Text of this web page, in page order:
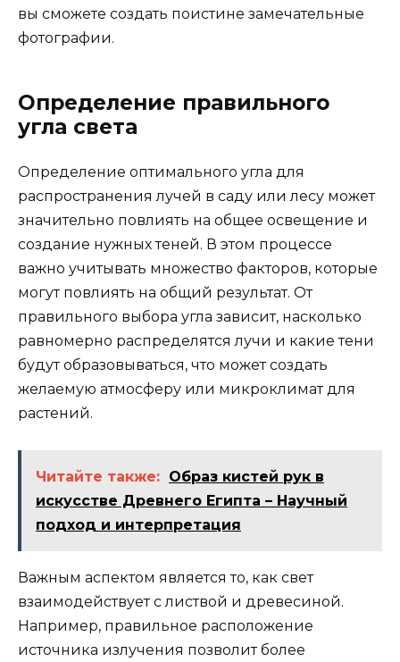
вы сможете создать поистине замечательные
фотографии.
Определение правильного
угла света
Определение оптимального угла для
распространения лучей в саду или лесу может
значительно повлиять на общее освещение и
создание нужных теней. В этом процессе
важно учитывать множество факторов, которые
могут повлиять на общий результат. От
правильного выбора угла зависит, насколько
равномерно распределятся лучи и какие тени
будут образовываться, что может создать
желаемую атмосферу или микроклимат для
растений.
Читайте также: Образ кистей рук в
искусстве Древнего Египта – Научный
подход и интерпретация
Важным аспектом является то, как свет
взаимодействует с листвой и древесиной.
Например, правильное расположение
источника излучения позволит более